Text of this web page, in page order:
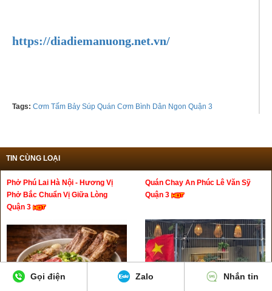
https://diadiemanuong.net.vn/
Tags: Cơm Tấm Bảy Súp Quán Cơm Bình Dân Ngon Quận 3
TIN CÙNG LOẠI
Phở Phú Lai Hà Nội - Hương Vị
Phở Bắc Chuẩn Vị Giữa Lòng
Quận 3
Quán Chay An Phúc Lê Văn Sỹ
Quận 3
Gọi điện Zalo Nhắn tin